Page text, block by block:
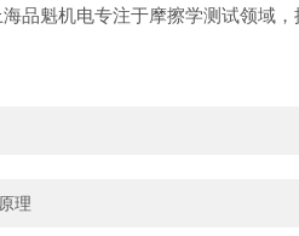
品魁机电专注于摩擦学测试领域
理